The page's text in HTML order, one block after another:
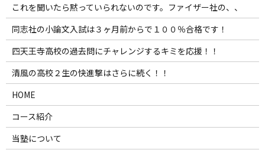
これを聞いたら黙っていられないのです。ファイザー社の、、
同志社の小論文入試は３ヶ月前からで１００％合格です！
四天王寺高校の過去問にチャレンジするキミを応援！！
清風の高校２生の快進撃はさらに続く！！
HOME
コース紹介
当塾について